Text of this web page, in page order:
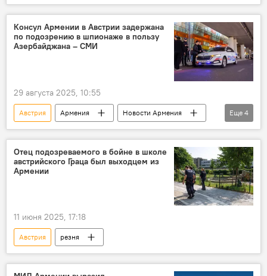
Политика
Общество
священники
Консул Армении в Австрии задержана
по подозрению в шпионаже в пользу
Азербайджана – СМИ
29 августа 2025, 10:55
Австрия Армения
Новости Армения
Политика
шпионаж
консул
Азербайджан
Еще 4
Отец подозреваемого в бойне в школе
австрийского Граца был выходцем из
Армении
11 июня 2025, 17:18
Австрия резня